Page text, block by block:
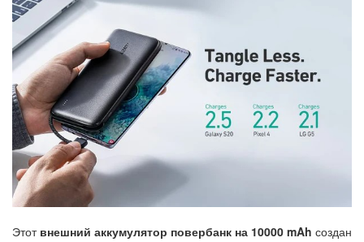
Этот внешний аккумулятор повербанк на 10000 mAh создан